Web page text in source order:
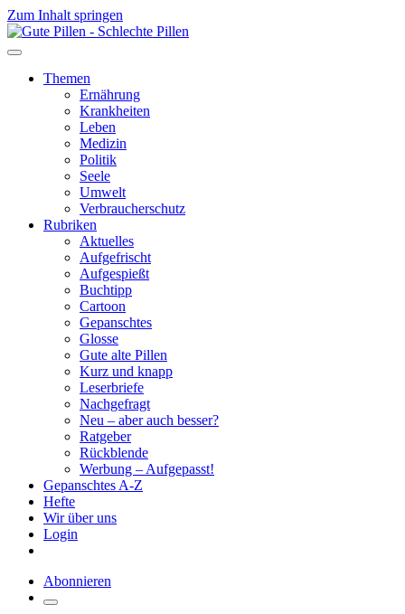
Zum Inhalt springen
Themen
Ernährung
Krankheiten
Leben
Medizin
Politik
Seele
Umwelt
Verbraucherschutz
Rubriken
Aktuelles
Aufgefrischt
Aufgespießt
Buchtipp
Cartoon
Gepanschtes
Glosse
Gute alte Pillen
Kurz und knapp
Leserbriefe
Nachgefragt
Neu – aber auch besser?
Ratgeber
Rückblende
Werbung – Aufgepasst!
Gepanschtes A-Z
Hefte
Wir über uns
Login
Abonnieren